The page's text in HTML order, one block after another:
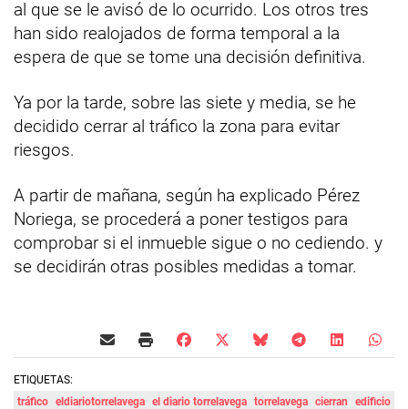
al que se le avisó de lo ocurrido. Los otros tres
han sido realojados de forma temporal a la
espera de que se tome una decisión definitiva.
Ya por la tarde, sobre las siete y media, se he
decidido cerrar al tráfico la zona para evitar
riesgos.
A partir de mañana, según ha explicado Pérez
Noriega, se procederá a poner testigos para
comprobar si el inmueble sigue o no cediendo. y
se decidirán otras posibles medidas a tomar.
ETIQUETAS:
tráfico eldiariotorrelavega el diario torrelavega torrelavega cierran edificio